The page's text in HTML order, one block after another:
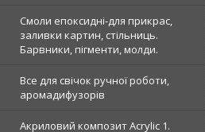
Смоли епоксидні-для прикрас,
заливки картин, стільниць.
Барвники, пігменти, молди.
Все для свічок ручної роботи,
аромадифузорів
Акриловий композит Acrylic 1.